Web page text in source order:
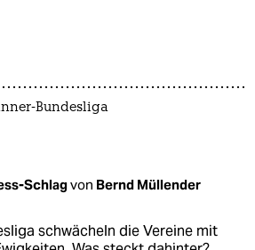
Bundesliga
Schlagvon Bernd Müllender
schwächeln die Vereine mit